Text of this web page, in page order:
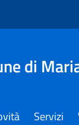
di
Servizi